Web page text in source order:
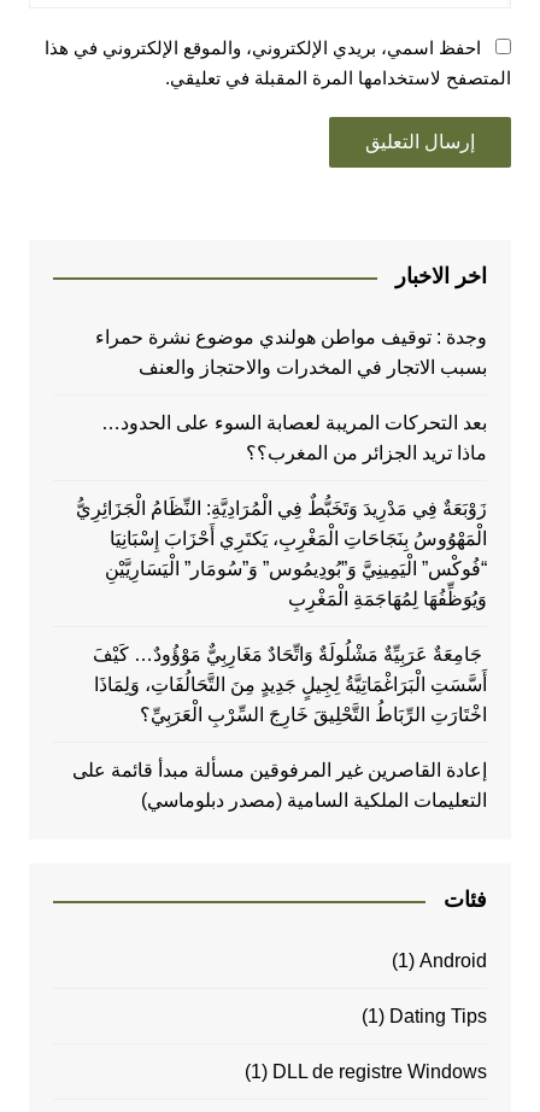
احفظ اسمي، بريدي الإلكتروني، والموقع الإلكتروني في هذا
المتصفح لاستخدامها المرة المقبلة في تعليقي.
اخر الاخبار
وجدة : توقيف مواطن هولندي موضوع نشرة حمراء
بسبب الاتجار في المخدرات والاحتجاز والعنف
بعد التحركات المريبة لعصابة السوء على الحدود…
ماذا تريد الجزائر من المغرب؟؟
زَوْبَعَةٌ فِي مَدْرِيدَ وَتَخَبُّطٌ فِي الْمُرَادِيَّةِ: النِّظَامُ الْجَزَائِرِيُّ
الْمَهْوُوسُ بِنَجَاحَاتِ الْمَغْرِبِ، يَكتَرِي أَحْزَابَ إِسْبَانِيَا
“فُوكْس” الْيَمِينِيَّ وَ”بُودِيمُوس” وَ”سُومَار” الْيَسَارِيَّيْنِ
وَيُوَظِّفُهَا لِمُهَاجَمَةِ الْمَغْرِبِ
جَامِعَةٌ عَرَبِيِّةٌ مَشْلُولَةٌ وَاتِّحَادٌ مَغَارِبِيٌّ مَوْؤُودٌ… كَيْفَ
أَسَّسَتِ الْبَرَاغْمَاتِيَّةُ لِجِيلٍ جَدِيدٍ مِنَ التَّحَالُفَاتِ، وَلِمَاذَا
اخْتَارَتِ الرِّبَاطُ التَّحْلِيقَ خَارِجَ السِّرْبِ الْعَرَبِيِّ؟
إعادة القاصرين غير المرفوقين مسألة مبدأ قائمة على
التعليمات الملكية السامية (مصدر دبلوماسي)
فئات
Android
(1)
Dating Tips
(1)
DLL de registre Windows
(1)